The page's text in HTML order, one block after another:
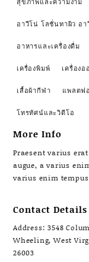
อาวีโน่ โลชั่นทาผิว อา
อาหารและเครื่องดื่ม
เครื่องพิมพ์ เครื่องอ
เสื้อผ้ากีฬา แพลตฟ
โทรทัศน์และวิดีโอ
More Info
Praesent varius
augue, a varius
varius enim
Contact Details
Address: 3548
Wheeling, West
26003